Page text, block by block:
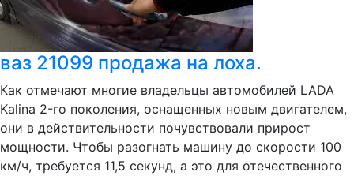
ваз 21099 продажа на лоха.
Как отмечают многие владельцы автомобилей LADA
Kalina 2-го поколения, оснащенных новым двигателем,
они в действительности почувствовали прирост
мощности. Чтобы разогнать машину до скорости 100
км/ч, требуется 11,5 секунд, а это для отечественного